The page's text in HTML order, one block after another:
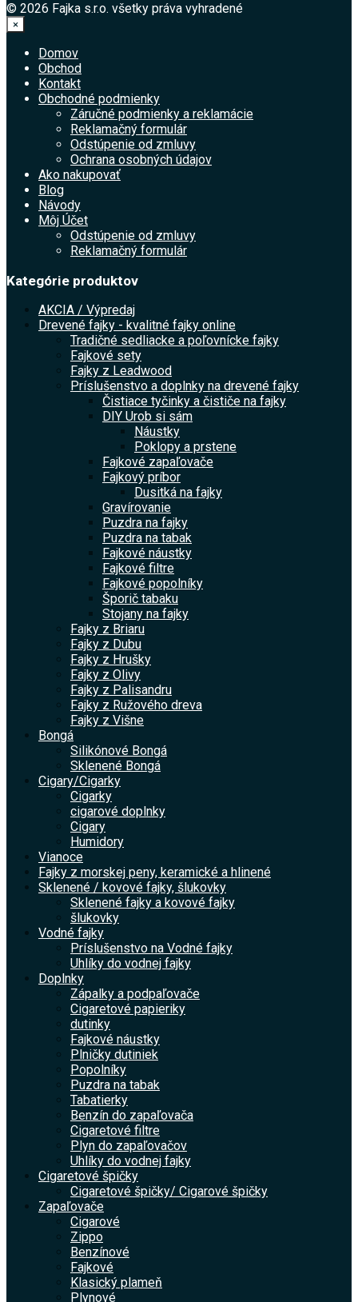
© 2026 Fajka s.r.o. všetky práva vyhradené
×
Domov
Obchod
Kontakt
Obchodné podmienky
Záručné podmienky a reklamácie
Reklamačný formulár
Odstúpenie od zmluvy
Ochrana osobných údajov
Ako nakupovať
Blog
Návody
Môj Účet
Odstúpenie od zmluvy
Reklamačný formulár
Kategórie produktov
AKCIA / Výpredaj
Drevené fajky - kvalitné fajky online
Tradičné sedliacke a poľovnícke fajky
Fajkové sety
Fajky z Leadwood
Príslušenstvo a doplnky na drevené fajky
Čistiace tyčinky a čističe na fajky
DIY Urob si sám
Náustky
Poklopy a prstene
Fajkové zapaľovače
Fajkový príbor
Dusitká na fajky
Gravírovanie
Puzdra na fajky
Puzdra na tabak
Fajkové náustky
Fajkové filtre
Fajkové popolníky
Šporič tabaku
Stojany na fajky
Fajky z Briaru
Fajky z Dubu
Fajky z Hrušky
Fajky z Olivy
Fajky z Palisandru
Fajky z Ružového dreva
Fajky z Višne
Bongá
Silikónové Bongá
Sklenené Bongá
Cigary/Cigarky
Cigarky
cigarové doplnky
Cigary
Humidory
Vianoce
Fajky z morskej peny, keramické a hlinené
Sklenené / kovové fajky, šlukovky
Sklenené fajky a kovové fajky
šlukovky
Vodné fajky
Príslušenstvo na Vodné fajky
Uhlíky do vodnej fajky
Doplnky
Zápalky a podpaľovače
Cigaretové papieriky
dutinky
Fajkové náustky
Plničky dutiniek
Popolníky
Puzdra na tabak
Tabatierky
Benzín do zapaľovača
Cigaretové filtre
Plyn do zapaľovačov
Uhlíky do vodnej fajky
Cigaretové špičky
Cigaretové špičky/ Cigarové špičky
Zapaľovače
Cigarové
Zippo
Benzínové
Fajkové
Klasický plameň
Plynové